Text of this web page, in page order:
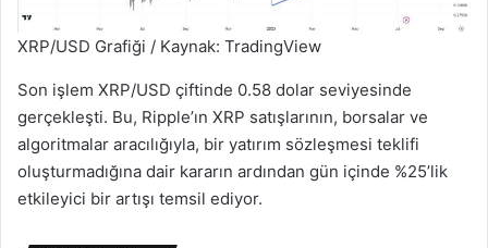
XRP/USD Grafiği / Kaynak: TradingView
Son işlem XRP/USD çiftinde 0.58 dolar seviyesinde
gerçekleşti. Bu, Ripple’ın XRP satışlarının, borsalar ve
algoritmalar aracılığıyla, bir yatırım sözleşmesi teklifi
oluşturmadığına dair kararın ardından gün içinde %25’lik
etkileyici bir artışı temsil ediyor.